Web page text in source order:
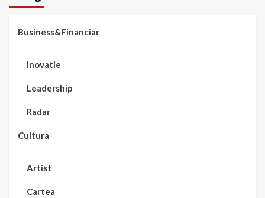
Business&Financiar
Inovatie
Leadership
Radar
Cultura
Artist
Cartea